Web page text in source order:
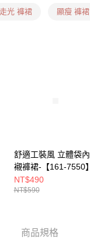
含以上)免運費
含以上)免運費
光 褲裙 顯瘦 褲裙
舒適工裝風 立體袋內
襯褲裙-【161-7550】
NT$490
NT$590
商品規格